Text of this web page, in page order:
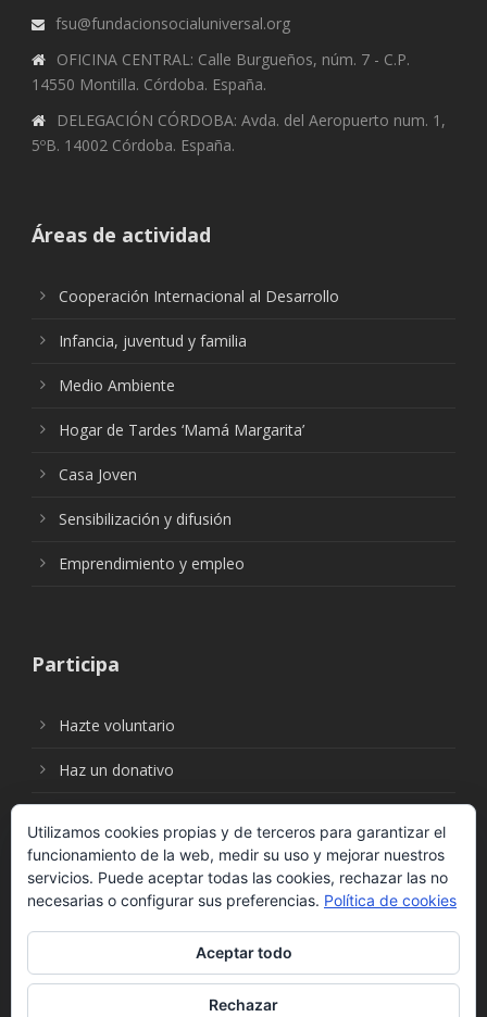
fsu@fundacionsocialuniversal.org
OFICINA CENTRAL: Calle Burgueños, núm. 7 - C.P.
14550 Montilla. Córdoba. España.
DELEGACIÓN CÓRDOBA: Avda. del Aeropuerto num. 1,
5ºB. 14002 Córdoba. España.
Áreas de actividad
Cooperación Internacional al Desarrollo
Infancia, juventud y familia
Medio Ambiente
Hogar de Tardes ‘Mamá Margarita’
Casa Joven
Sensibilización y difusión
Emprendimiento y empleo
Participa
Hazte voluntario
Haz un donativo
Síguenos en:
Utilizamos cookies propias y de terceros para garantizar el
funcionamiento de la web, medir su uso y mejorar nuestros
servicios. Puede aceptar todas las cookies, rechazar las no
necesarias o configurar sus preferencias. Política de cookies
Aceptar todo
Rechazar